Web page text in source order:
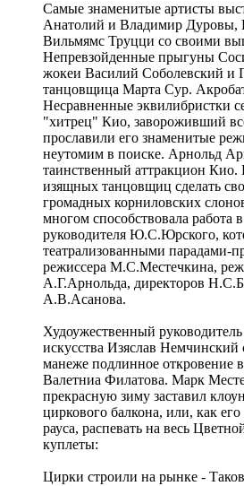
Самые знаменитые артисты
Анатолий и Владимир Дуровы,
Вильмямс Труцци со своими
Непревзойденные прыгуны
жокеи Василий Соболевский и
танцовщица Марта Сур.
Несравненные эквилибристки
"хитрец" Кио, завороживший
прославили его знаменитые
неутомим в поиске. Арнольд
таинственный аттракцион Кио.
изящных танцовщиц сделать
громадных корниловских
многом способствовала работа
руководителя Ю.С.Юрского,
театрализованными парадами-
режиссера М.С.Местечкина,
А.Г.Арнольда, директоров
А.В.Асанова.
Худоужественный
искусства Изяслав Немчинский
манеже подлинное откровение
Валетниа Филатова. Марк
прекрасную зиму заставил
циркового балкона, или, как
рауса, распевать на весь
куплеты:
Цирки строили на рынке -